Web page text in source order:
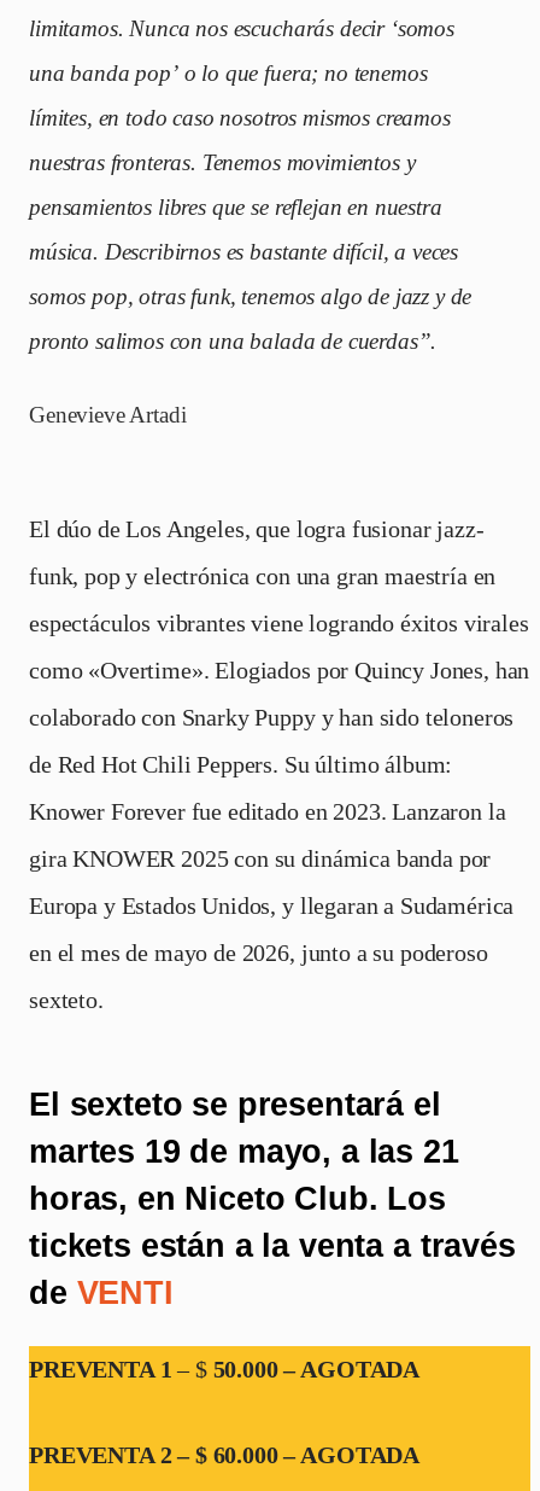
limitamos. Nunca nos escucharás decir ‘somos
una banda pop’ o lo que fuera; no tenemos
límites, en todo caso nosotros mismos creamos
nuestras fronteras. Tenemos movimientos y
pensamientos libres que se reflejan en nuestra
música. Describirnos es bastante difícil, a veces
somos pop, otras funk, tenemos algo de jazz y de
pronto salimos con una balada de cuerdas”.
Genevieve Artadi
El dúo de Los Angeles, que logra fusionar jazz-
funk, pop y electrónica con una gran maestría en
espectáculos vibrantes viene logrando éxitos virales
como «Overtime». Elogiados por Quincy Jones, han
colaborado con Snarky Puppy y han sido teloneros
de Red Hot Chili Peppers. Su último álbum:
Knower Forever fue editado en 2023. Lanzaron la
gira KNOWER 2025 con su dinámica banda por
Europa y Estados Unidos, y llegaran a Sudamérica
en el mes de mayo de 2026, junto a su poderoso
sexteto.
El sexteto se presentará el
martes 19 de mayo, a las 21
horas, en Niceto Club. Los
tickets están a la venta a través
de VENTI
PREVENTA 1 – $ 50.000 – AGOTADA
PREVENTA 2 – $ 60.000 – AGOTADA